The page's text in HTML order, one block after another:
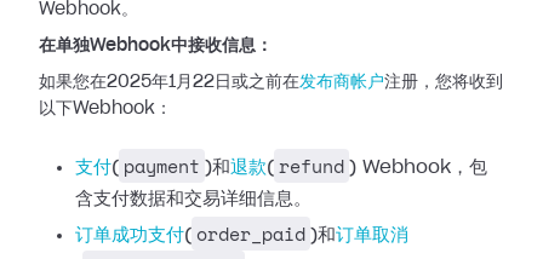
Webhook。
在单独Webhook中接收信息：
如果您在2025年1月22日或之前在发布商帐户注册，您将收到
以下Webhook：
支付( payment )和退款( refund ) Webhook，包
含支付数据和交易详细信息。
订单成功支付( order_paid )和订单取消